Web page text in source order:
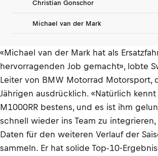
Christian Gonschor
Michael van der Mark
«Michael van der Mark hat als
hervorragenden Job gemacht», lobte
Leiter von BMW Motorrad Motorsport,
Jährigen ausdrücklich. «Natürlich
M1000RR bestens, und es ist ihm
schnell wieder ins Team zu
Daten für den weiteren Verlauf der
sammeln. Er hat solide Top-10-